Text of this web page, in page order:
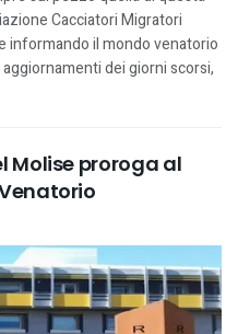
Cacciatori Migratori
informando il mondo venatorio
dei giorni scorsi,
Molise proroga al